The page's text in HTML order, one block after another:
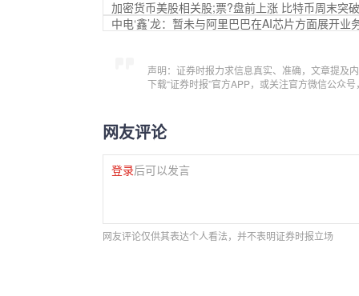
加密货币美股相关股;票?盘前上涨 比特币周末突
中电‘鑫’龙：暂未与阿里巴巴在AI芯片方面展开业
声明：证券时报力求信息真实、准确，文章提及
下载“证券时报”官方APP，或关注官方微信公众
网友评论
登录后可以发言
网友评论仅供其表达个人看法，并不表明证券时报立场